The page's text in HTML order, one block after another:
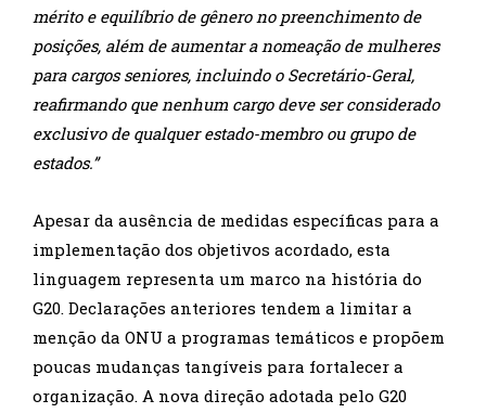
mérito e equilíbrio de gênero no preenchimento de
posições, além de aumentar a nomeação de mulheres
para cargos seniores, incluindo o Secretário-Geral,
reafirmando que nenhum cargo deve ser considerado
exclusivo de qualquer estado-membro ou grupo de
estados.”
Apesar da ausência de medidas específicas para a
implementação dos objetivos acordado, esta
linguagem representa um marco na história do
G20. Declarações anteriores tendem a limitar a
menção da ONU a programas temáticos e propõem
poucas mudanças tangíveis para fortalecer a
organização. A nova direção adotada pelo G20